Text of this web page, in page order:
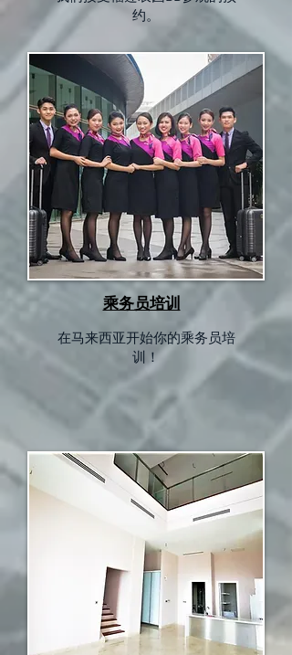
约。
乘务员培训
在马来西亚开始你的乘务员培
训！​​